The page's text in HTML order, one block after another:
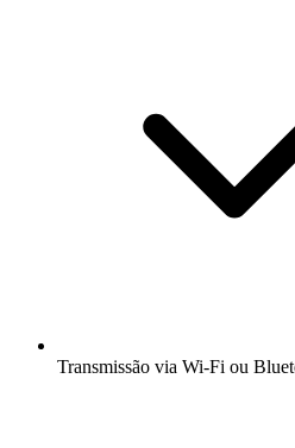
Transmissão via Wi-Fi ou